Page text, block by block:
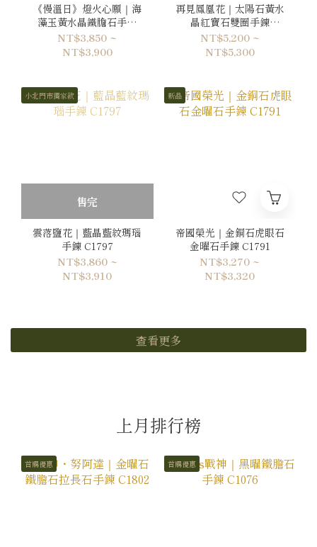
《慢溫日》燈火心願｜海
藻玉黃水晶鐵膽石手鍊
C1800
NT$3,850 ~
NT$3,900
再見鳳凰花｜太陽石黃水
晶紅寶石雙圈手鍊
C1798
NT$5,200 ~
NT$5,300
小北門市獨家款
售完
雲落鹽花｜藍晶藍紋瑪瑙
手鍊 C1797
NT$3,860 ~
NT$3,910
新品
帝國榮光｜金銅石虎眼石
金曜石手鍊 C1791
NT$3,270 ~
NT$3,320
查看更多
上月排行榜
首購優惠 首購優惠